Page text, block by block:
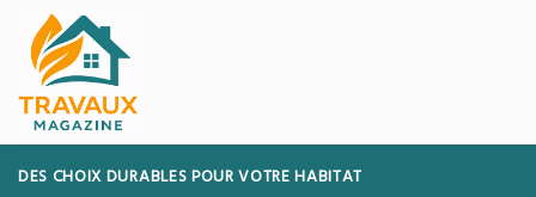
content
DES CHOIX DURABLES POUR VOTRE HABITAT